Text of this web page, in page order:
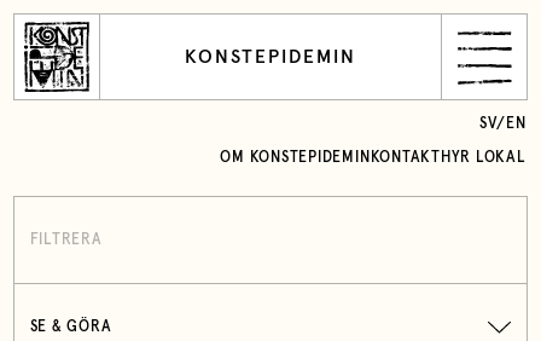
KONSTEPIDEMIN
OM KONSTEPIDEMIN KONTAKT HYR LOKAL
SV/ EN
FILTRERA
SE & GÖRA